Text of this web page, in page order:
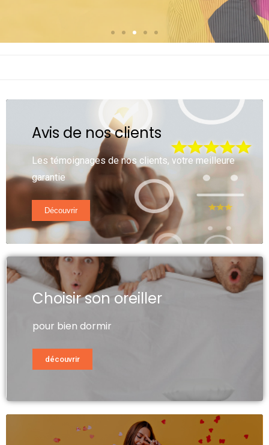
Avis de nos clients
Les témoignages de nos clients, votre meilleure
garantie
Découvrir
Choisir son oreiller
pour bien dormir
découvrir